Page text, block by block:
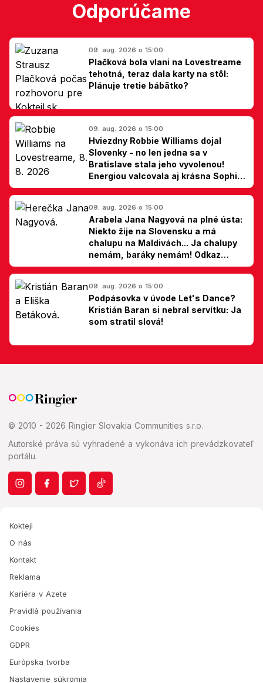
Odporúčame
09. aug. 2026 o 15:00
Plačková bola vlani na Lovestreame
tehotná, teraz dala karty na stôl:
Plánuje tretie bábätko?
09. aug. 2026 o 15:00
Hviezdny Robbie Williams dojal
Slovenky - no len jedna sa v
Bratislave stala jeho vyvolenou!
Energiou valcovala aj krásna Sophie
Ellis-Bextor (foto)
09. aug. 2026 o 15:00
Arabela Jana Nagyová na plné ústa:
Niekto žije na Slovensku a má
chalupu na Maldivách... Ja chalupy
nemám, baráky nemám! Odkaz
Slovákom
09. aug. 2026 o 15:00
Podpásovka v úvode Let's Dance?
Kristián Baran si nebral servítku: Ja
som stratil slová!
© 2010 - 2026 Ringier Slovakia Communities s.r.o.
Autorské práva sú vyhradené a vykonáva ich prevádzkovateľ
portálu.
Koktejl
O nás
Kontakt
Reklama
Kariéra v Azete
Pravidlá používania
Cookies
GDPR
Európska tvorba
Nastavenie súkromia